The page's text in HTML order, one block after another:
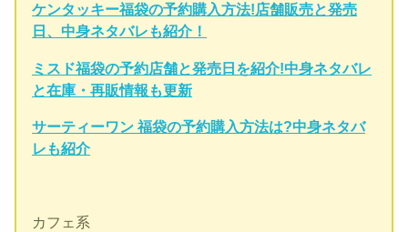
ケンタッキー福袋の予約購入方法!店舗販売と発売
日、中身ネタバレも紹介！
ミスド福袋の予約店舗と発売日を紹介!中身ネタバレ
と在庫・再販情報も更新
サーティーワン 福袋の予約購入方法は?中身ネタバ
レも紹介
カフェ系